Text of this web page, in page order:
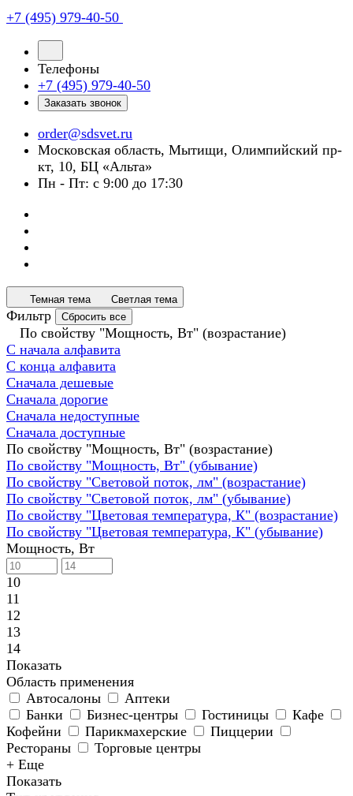
+7 (495) 979-40-50
Телефоны
+7 (495) 979-40-50
Заказать звонок
order@sdsvet.ru
Московская область, Мытищи, Олимпийский пр-
кт, 10, БЦ «Альта»
Пн - Пт: с 9:00 до 17:30
Темная тема Светлая тема
Фильтр Сбросить все
По свойству "Мощность, Вт" (возрастание)
С начала алфавита
С конца алфавита
Сначала дешевые
Сначала дорогие
Сначала недоступные
Сначала доступные
По свойству "Мощность, Вт" (возрастание)
По свойству "Мощность, Вт" (убывание)
По свойству "Световой поток, лм" (возрастание)
По свойству "Световой поток, лм" (убывание)
По свойству "Цветовая температура, К" (возрастание)
По свойству "Цветовая температура, К" (убывание)
Мощность, Вт
10
11
12
13
14
Показать
Область применения
Автосалоны
Аптеки
Банки
Бизнес-центры Гостиницы
Кафе
Кофейни
Парикмахерские
Пиццерии
Рестораны
Торговые центры
+ Еще
Показать